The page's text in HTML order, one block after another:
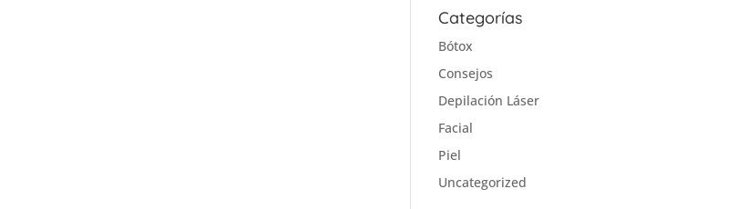
Categorías
Bótox
Consejos
Depilación Láser
Facial
Piel
Uncategorized